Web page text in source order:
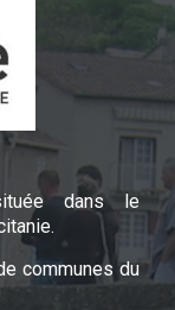
dans le
communes du